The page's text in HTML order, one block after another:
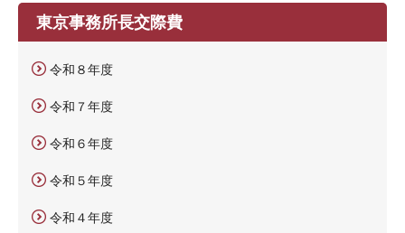
東京事務所長交際費
令和８年度
令和７年度
令和６年度
令和５年度
令和４年度